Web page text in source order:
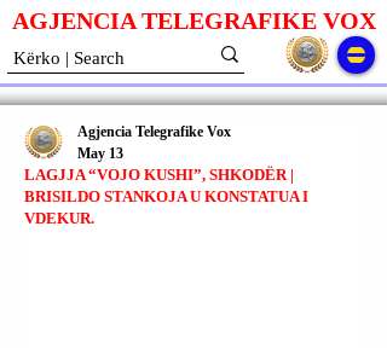
AGJENCIA TELEGRAFIKE VOX
LAGJJA “VOJO KUSHI”, SHKODËR |
BRISILDO STANKOJA U KONSTATUA I
VDEKUR.
Agjencia Telegrafike Vox
May 13